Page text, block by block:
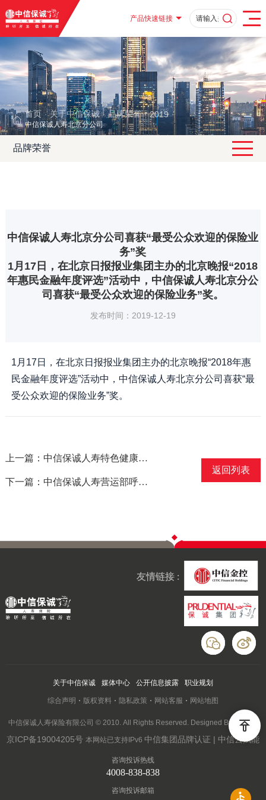
产品快速链接
首页 · 关于中信保诚 · 品牌荣誉 · 2019 ·
中信保诚人寿北京分公司喜获“最受公众欢迎的保险业务”奖
品牌荣誉
中信保诚人寿北京分公司喜获“最受公众欢迎的保险业
务”奖
1月17日，在北京日报报业集团主办的北京晚报“2018
年惠民金融年度评选”活动中，中信保诚人寿北京分公
司喜获“最受公众欢迎的保险业务”奖。
发布时间：2019-12-19
1月17日，在北京日报报业集团主办的北京晚报“2018年惠
民金融年度评选”活动中，中信保诚人寿北京分公司喜获“最
受公众欢迎的保险业务”奖。
上一篇：中信保诚人寿特色健康管理服务“聆听心语”荣获“最佳保险健康管理创新奖”
下一篇：中信保诚人寿营运部呼叫中心喜获“中国客户联络中心奖——2018年度质效双保障示范单位奖”
返回列表
友情链接 :
关于中信保诚 媒体中心 公开信息披露 职业规划
综合声明 版权资料 隐私政策 网站客服 网站地图
中信保诚人寿保险有限公司 © 2010. All Rights Reserved. Designed By Wanhu
京ICP备19004205号 本网站已支持IPv6 中信集团品牌认证 | 中信云赋能
咨询投诉热线
4008-838-838
咨询投诉邮箱